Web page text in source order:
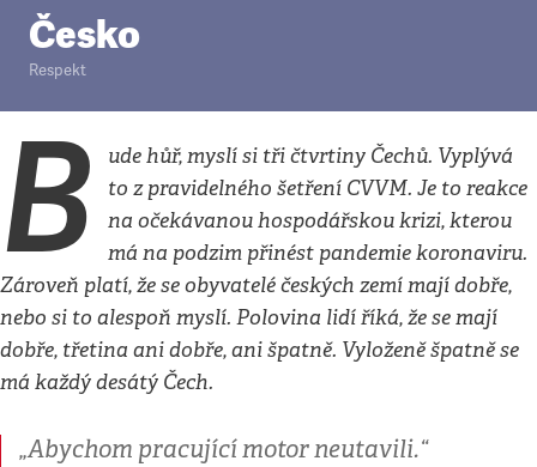
Česko
Respekt
B
ude hůř, myslí si tři čtvrtiny Čechů. Vyplývá
to z pravidelného šetření CVVM. Je to reakce
na očekávanou hospodářskou krizi, kterou
má na podzim přinést pandemie koronaviru.
Zároveň platí, že se obyvatelé českých zemí mají dobře,
nebo si to alespoň myslí. Polovina lidí říká, že se mají
dobře, třetina ani dobře, ani špatně. Vyloženě špatně se
má každý desátý Čech.
„Abychom pracující motor neutavili.“